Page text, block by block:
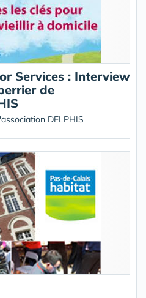
Services : Interview
de
DELPHIS